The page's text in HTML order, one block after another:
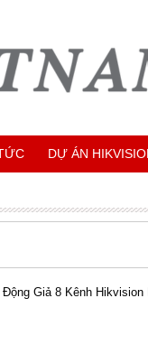
Giả 8 Kênh Hikvision
DỰ ÁN